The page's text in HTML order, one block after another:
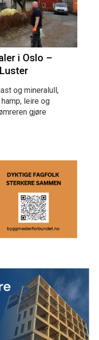
i Oslo –
og mineralull,
leire og
gjøre